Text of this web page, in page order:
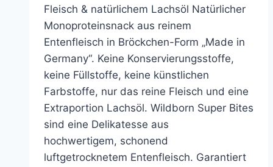
Fleisch & natürlichem Lachsöl Natürlicher
Monoproteinsnack aus reinem
Entenfleisch in Bröckchen-Form „Made in
Germany“. Keine Konservierungsstoffe,
keine Füllstoffe, keine künstlichen
Farbstoffe, nur das reine Fleisch und eine
Extraportion Lachsöl. Wildborn Super Bites
sind eine Delikatesse aus
hochwertigem, schonend
luftgetrocknetem Entenfleisch. Garantiert